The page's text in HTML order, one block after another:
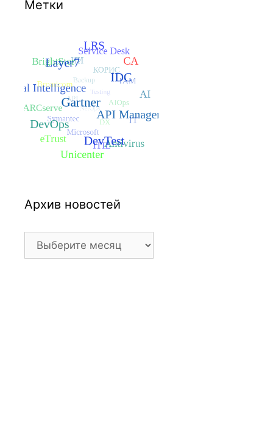
Метки
Архив новостей
Архив
новостей